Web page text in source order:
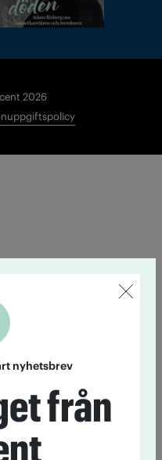
2026
nyhetsbrev
från